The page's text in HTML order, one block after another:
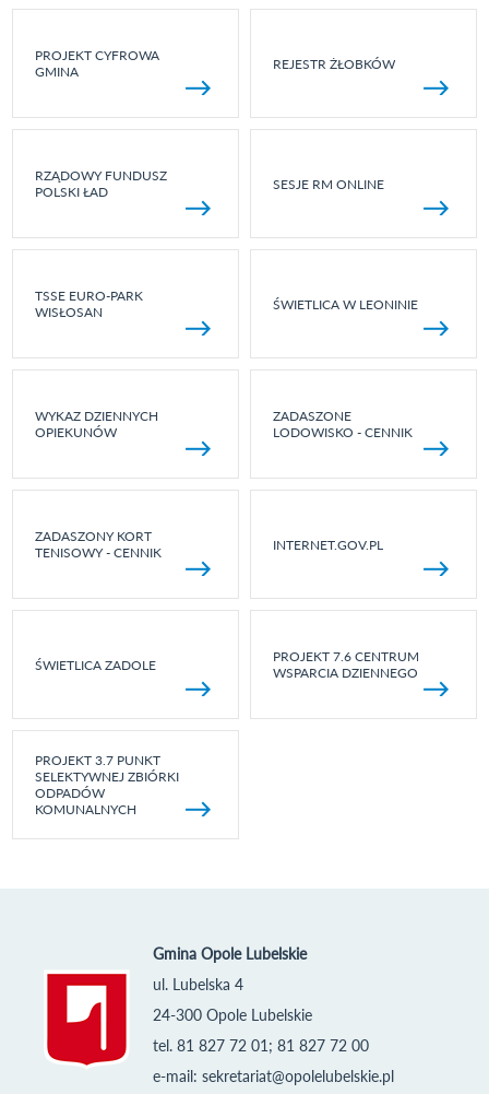
PROJEKT CYFROWA
GMINA
REJESTR ŻŁOBKÓW
RZĄDOWY FUNDUSZ
POLSKI ŁAD
SESJE RM ONLINE
TSSE EURO-PARK
WISŁOSAN
ŚWIETLICA W LEONINIE
WYKAZ DZIENNYCH
OPIEKUNÓW
ZADASZONE
LODOWISKO - CENNIK
ZADASZONY KORT
TENISOWY - CENNIK
INTERNET.GOV.PL
ŚWIETLICA ZADOLE
PROJEKT 7.6 CENTRUM
WSPARCIA DZIENNEGO
PROJEKT 3.7 PUNKT
SELEKTYWNEJ ZBIÓRKI
ODPADÓW
KOMUNALNYCH
Gmina Opole Lubelskie
ul. Lubelska 4
24-300 Opole Lubelskie
tel. 81 827 72 01; 81 827 72 00
e-mail: sekretariat@opolelubelskie.pl